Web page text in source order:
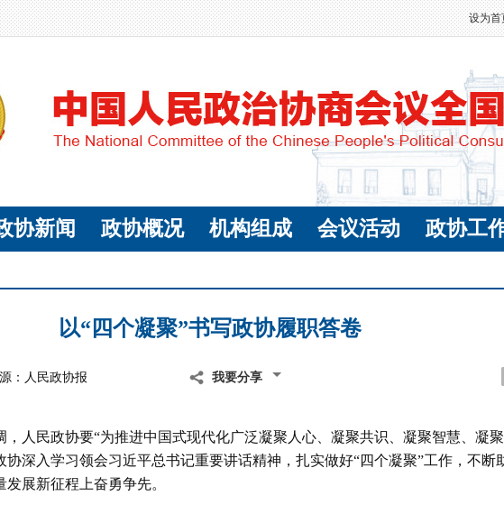
设为首
协新闻 政协概况 机构组成 会议活动 政协工
以“四个凝聚”书写政协履职答卷
：人民政协报 我要分享
，人民政协要“为推进中国式现代化广泛凝聚人心、凝聚共识、凝聚智慧、凝聚
协深入学习领会习近平总书记重要讲话精神，扎实做好“四个凝聚”工作，不断
展新征程上奋勇争先。